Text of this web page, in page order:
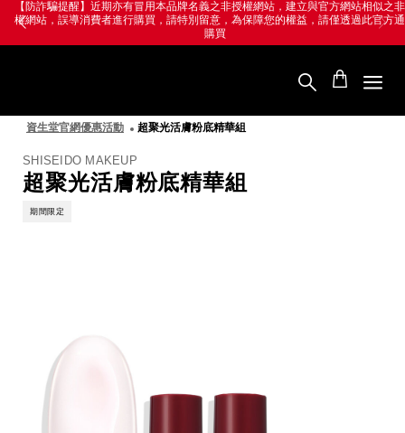
Skip
【防詐騙提醒】近期亦有冒用本品牌名義之非授權網站，建立與官方網站相似之非授
權網站，誤導消費者進行購買，請特別留意，為保障您的權益，請僅透過此官方通路
購買
堂
國
資生堂官網優惠活動 超聚光活膚粉底精華組
SHISEIDO MAKEUP
超聚光活膚粉底精華組
期間限定